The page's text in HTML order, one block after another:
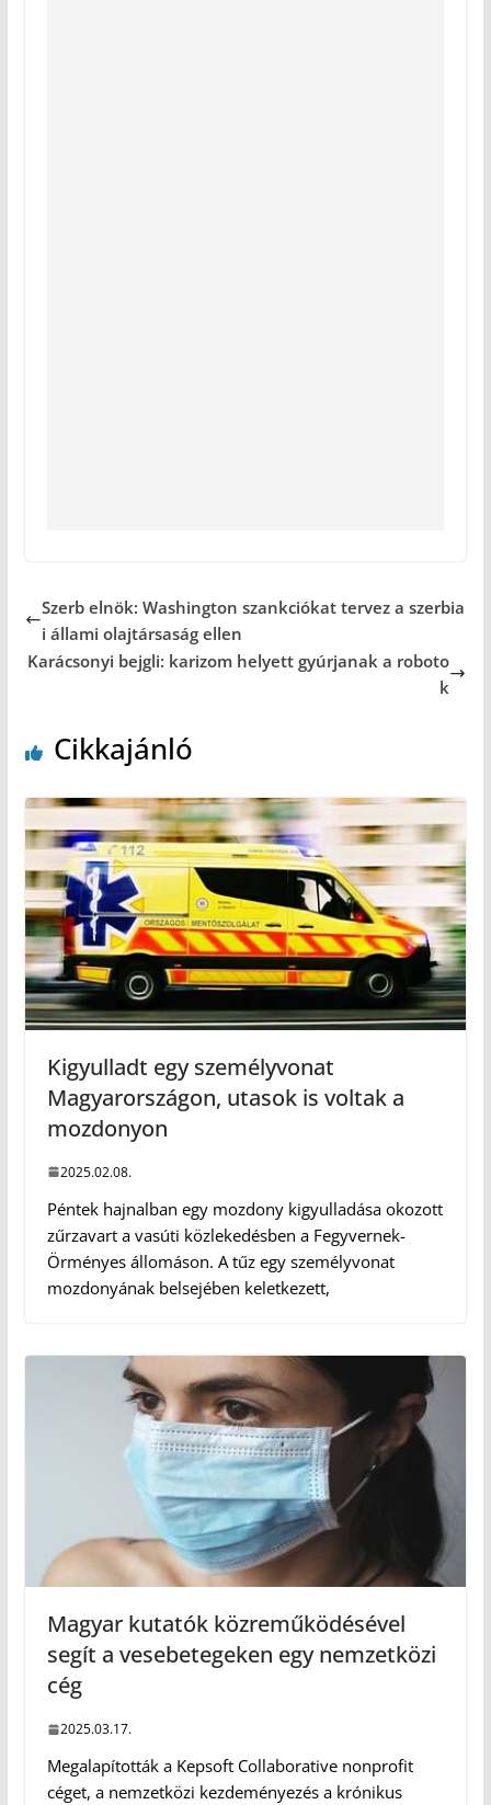
Szerb elnök: Washington szankciókat tervez a szerbia
i állami olajtársaság ellen
Karácsonyi bejgli: karizom helyett gyúrjanak a roboto
k
Cikkajánló
Kigyulladt egy személyvonat
Magyarországon, utasok is voltak a
mozdonyon
2025.02.08.
Péntek hajnalban egy mozdony kigyulladása okozott
zűrzavart a vasúti közlekedésben a Fegyvernek-
Örményes állomáson. A tűz egy személyvonat
mozdonyának belsejében keletkezett,
Magyar kutatók közreműködésével
segít a vesebetegeken egy nemzetközi
cég
2025.03.17.
Megalapították a Kepsoft Collaborative nonprofit
céget, a nemzetközi kezdeményezés a krónikus